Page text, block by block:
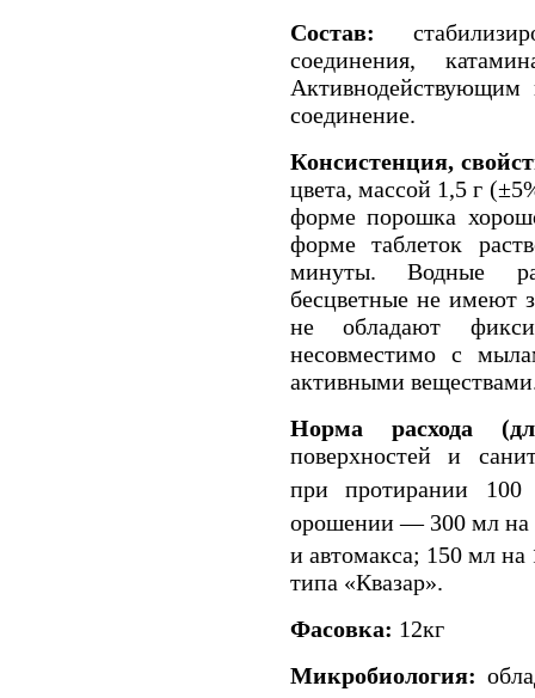
Состав:
соединения,
Активнодействующим
соединение.
Консистенция,
цвета, массой 1,5 г
форме порошка
форме таблеток
минуты. Водные
бесцветные не имеют
не обладают
несовместимо с
активными
Норма расхода
поверхностей и
при протирании
орошении — 300 мл на
и автомакса; 150 мл на
типа «Квазар».
Фасовка: 12кг
Микробиология: